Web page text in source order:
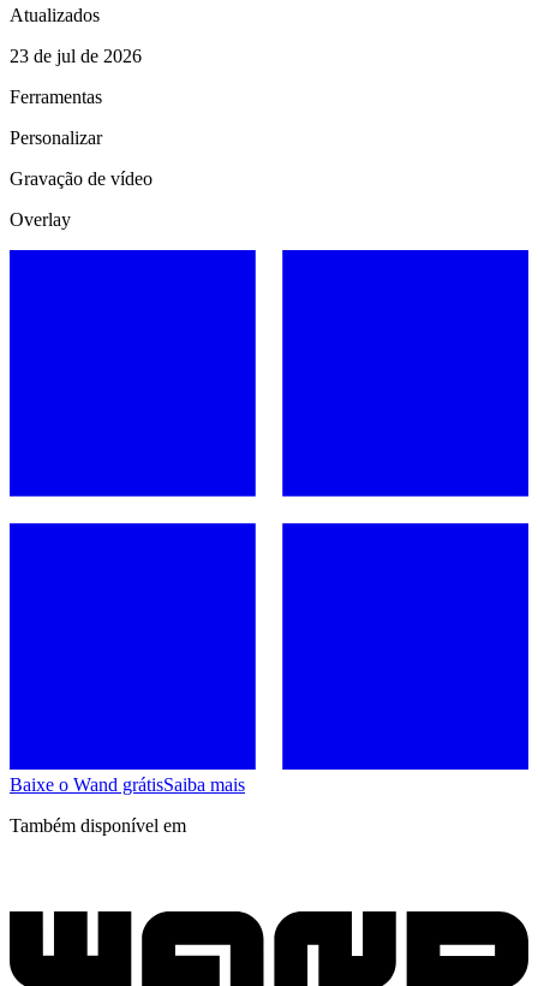
Atualizados
23 de jul de 2026
Ferramentas
Personalizar
Gravação de vídeo
Overlay
Baixe o Wand grátisSaiba mais
Também disponível em